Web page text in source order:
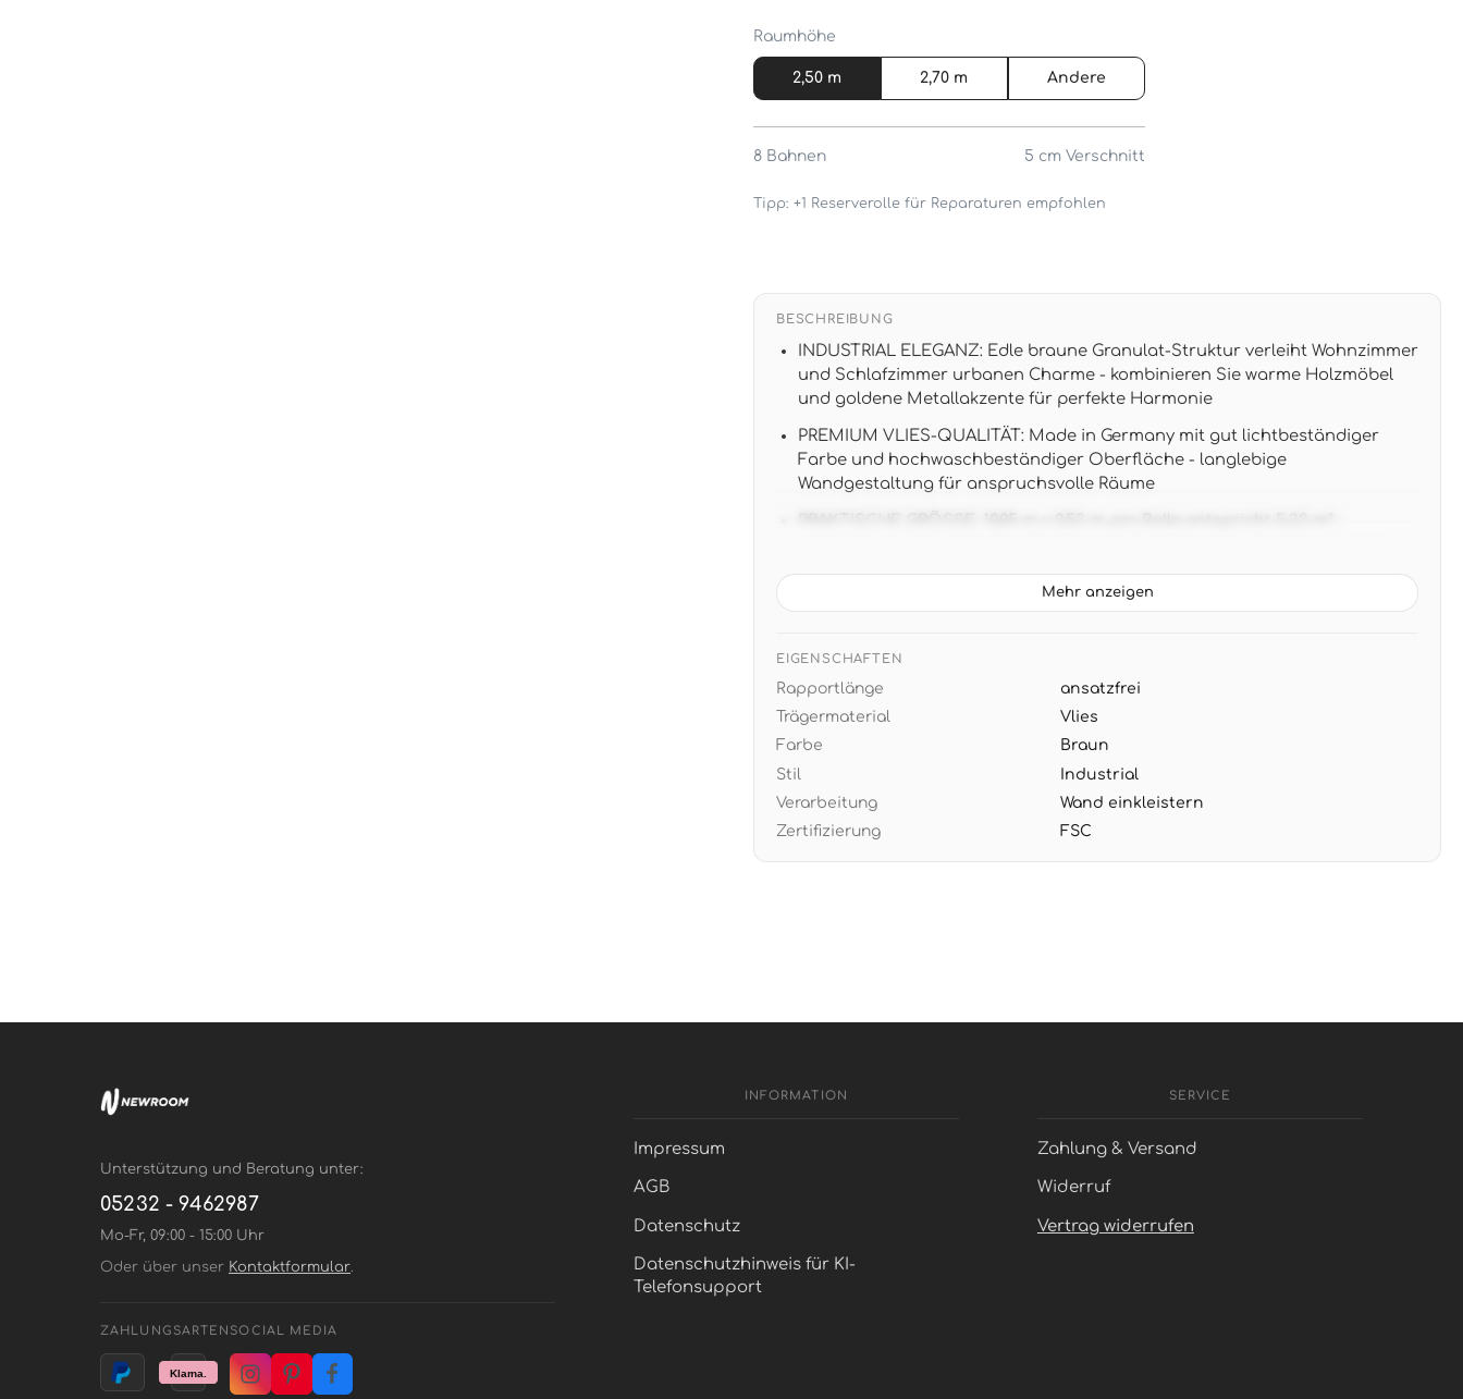
Raumhöhe
2,50 m 2,70 m Andere
8 Bahnen 5 cm Verschnitt
Tipp: +1 Reserverolle für Reparaturen empfohlen
BESCHREIBUNG
INDUSTRIAL ELEGANZ: Edle braune Granulat-Struktur verleiht Wohnzimmer
und Schlafzimmer urbanen Charme - kombinieren Sie warme Holzmöbel
und goldene Metallakzente für perfekte Harmonie
PREMIUM VLIES-QUALITÄT: Made in Germany mit gut lichtbeständiger
Farbe und hochwaschbeständiger Oberfläche - langlebige
Wandgestaltung für anspruchsvolle Räume
PRAKTISCHE GRÖSSE: 10,05 m x 0,53 m pro Rolle entspricht 5,33 m² -
WARME RAUMWIRKUNG: Dunkelbraune Granulat-Optik schafft gemütliche
Atmosphäre - ideal zu cremefarbenen Sofas, Naturholz-Kommoden und
EINFACHE VERARBEITUNG: Wand einkleistern und Tapete anbringen - nach
Jahren restlos trocken abziehbar ohne Rückstände an der Wand
Mehr anzeigen
EIGENSCHAFTEN
Rapportlänge
ansatzfrei
Trägermaterial
Vlies
Farbe
Braun
Stil
Industrial
Verarbeitung
Wand einkleistern
Zertifizierung
FSC
Unterstützung und Beratung unter:
05232 - 9462987
Mo-Fr, 09:00 - 15:00 Uhr
Oder über unser Kontaktformular.
ZAHLUNGSARTEN SOCIAL MEDIA
INFORMATION
Impressum
AGB
Datenschutz
Datenschutzhinweis für KI-
Telefonsupport
SERVICE
Zahlung & Versand
Widerruf
Vertrag widerrufen